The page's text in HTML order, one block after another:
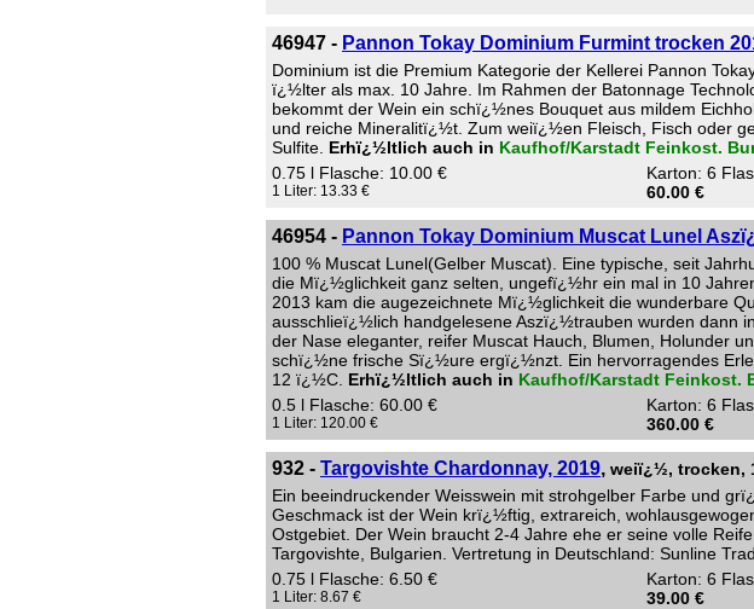
46947 - Pannon Tokay Dominium Furmint trocken
Dominium ist die Premium Kategorie der Kellerei Pannon
ï¿½lter als max. 10 Jahre. Im Rahmen der Batonnage
bekommt der Wein ein schï¿½nes Bouquet aus mildem
und reiche Mineralitï¿½t. Zum weiï¿½en Fleisch, Fisch oder
Sulfite. Erhï¿½ltlich auch in Kaufhof/Karstadt Feinkost.
0.75 l Flasche: 10.00 €
1 Liter: 13.33 €
Karton: 6
60.00 €
46954 - Pannon Tokay Dominium Muscat Lunel
100 % Muscat Lunel(Gelber Muscat). Eine typische, seit
die Mï¿½glichkeit ganz selten, ungefï¿½hr ein mal in 10
2013 kam die augezeichnete Mï¿½glichkeit die wunderbare
ausschlieï¿½lich handgelesene Aszï¿½trauben wurden dann
der Nase eleganter, reifer Muscat Hauch, Blumen, Holunder
schï¿½ne frische Sï¿½ure ergï¿½nzt. Ein hervorragendes
12 ï¿½C. Erhï¿½ltlich auch in Kaufhof/Karstadt Feinkost.
0.5 l Flasche: 60.00 €
1 Liter: 120.00 €
Karton: 6
360.00 €
932 - Targovishte Chardonnay, 2019, weiï¿½, trocken,
Ein beeindruckender Weisswein mit strohgelber Farbe und
Geschmack ist der Wein krï¿½ftig, extrareich,
Ostgebiet. Der Wein braucht 2-4 Jahre ehe er seine volle
Targovishte, Bulgarien. Vertretung in Deutschland: Sunline
0.75 l Flasche: 6.50 €
1 Liter: 8.67 €
Karton: 6
39.00 €